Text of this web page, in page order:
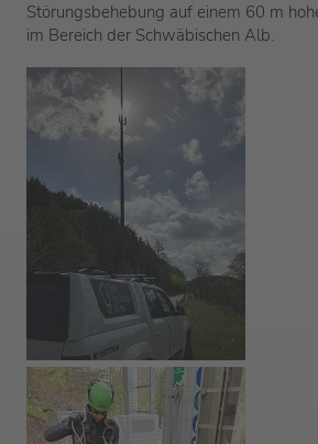
Störungsbehebung auf einem 60 m
im Bereich der Schwäbischen Alb.